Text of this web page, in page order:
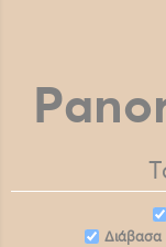
Διάβασα